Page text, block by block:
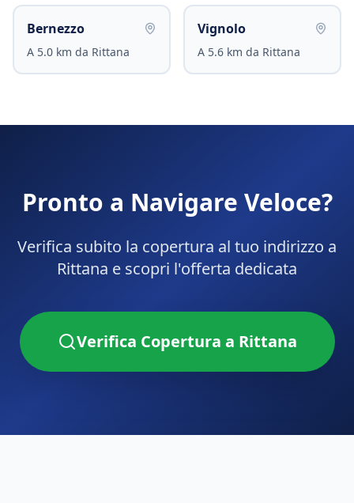
Bernezzo
A 5.0 km da Rittana
Vignolo
A 5.6 km da Rittana
Pronto a Navigare Veloce?
Verifica subito la copertura al tuo indirizzo a
Rittana e scopri l'offerta dedicata
Verifica Copertura a Rittana